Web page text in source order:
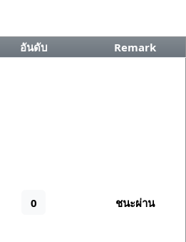
อันดับ Remark
0 ชนะผ่าน